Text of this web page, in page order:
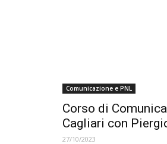
Comunicazione e PNL
Corso di
Cagliari con
27/10/2023